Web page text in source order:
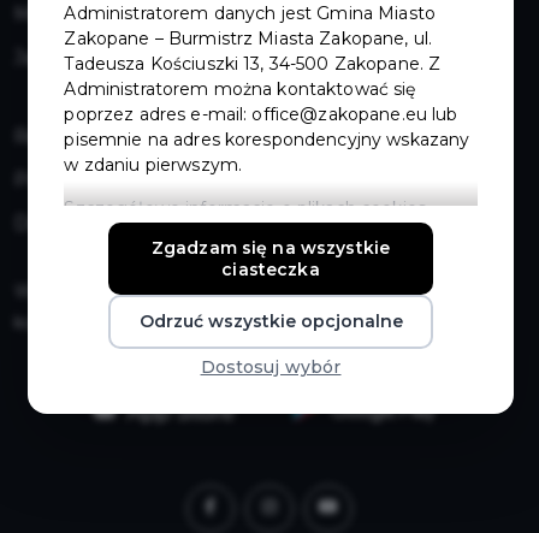
Mapa strony
Jak zostać partnerem karty
Regulamin
Polityka prywatności
Deklaracja dostępności
Wydanie duplikatu Zakopiańskiej Karty Mieszkańca - Nr
konta : 76 1240 4748 1111 0000 4882 8147
Administratorem danych jest Gmina Miasto
Zakopane – Burmistrz Miasta Zakopane, ul.
Tadeusza Kościuszki 13, 34-500 Zakopane. Z
Administratorem można kontaktować się
poprzez adres e-mail: office@zakopane.eu lub
pisemnie na adres korespondencyjny wskazany
w zdaniu pierwszym.
Szczegółowe informacje o plikach cookies
znajdziesz w Polityce prywatności
Zgadzam się na wszystkie
ciasteczka
Odrzuć wszystkie opcjonalne
Dostosuj wybór